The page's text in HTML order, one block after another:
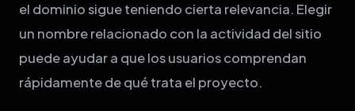
el dominio sigue teniendo cierta relevancia. Elegir
un nombre relacionado con la actividad del sitio
puede ayudar a que los usuarios comprendan
rápidamente de qué trata el proyecto.